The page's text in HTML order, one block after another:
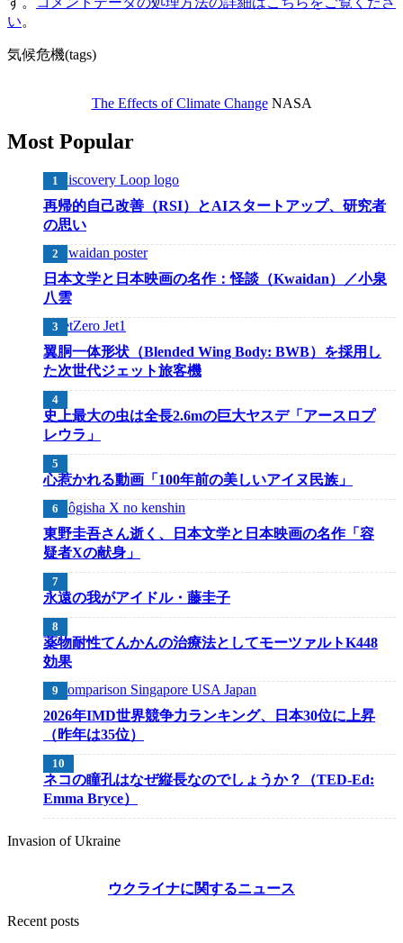
い。
気候危機(tags)
The Effects of Climate ChangeNASA
Most Popular
再帰的自己改善（RSI）とAIスタートアップ、研究者
の思い
日本文学と日本映画の名作：怪談（Kwaidan）／小泉
八雲
翼胴一体形状（Blended Wing Body: BWB）を採用し
た次世代ジェット旅客機
史上最大の虫は全長2.6mの巨大ヤスデ「アースロプ
レウラ」
心惹かれる動画「100年前の美しいアイヌ民族」
東野圭吾さん逝く、日本文学と日本映画の名作「容
疑者Xの献身」
永遠の我がアイドル・藤圭子
薬物耐性てんかんの治療法としてモーツァルトK448
効果
2026年IMD世界競争力ランキング、日本30位に上昇
（昨年は35位）
ネコの瞳孔はなぜ縦長なのでしょうか？（TED-Ed:
Emma Bryce）
Invasion of Ukraine
ウクライナに関するニュース
Recent posts